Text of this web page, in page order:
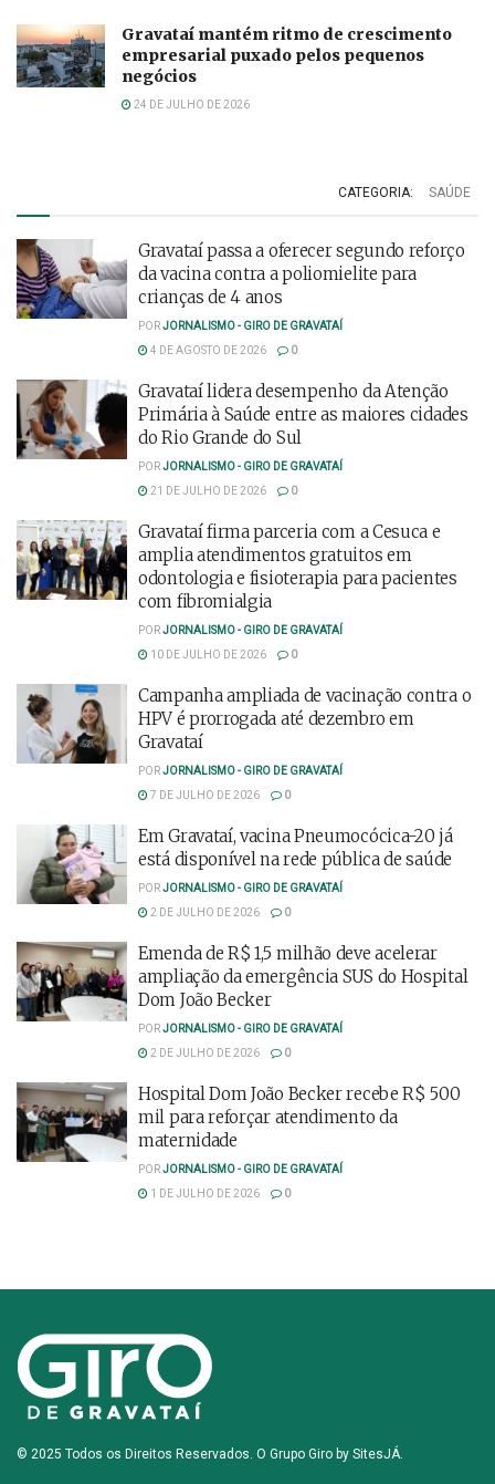
Gravataí mantém ritmo de crescimento
empresarial puxado pelos pequenos
negócios
24 DE JULHO DE 2026
CATEGORIA: SAÚDE
Gravataí passa a oferecer segundo reforço
da vacina contra a poliomielite para
crianças de 4 anos
PORJORNALISMO - GIRO DE GRAVATAÍ
4 DE AGOSTO DE 2026
0
Gravataí lidera desempenho da Atenção
Primária à Saúde entre as maiores cidades
do Rio Grande do Sul
PORJORNALISMO - GIRO DE GRAVATAÍ
21 DE JULHO DE 2026
0
Gravataí firma parceria com a Cesuca e
amplia atendimentos gratuitos em
odontologia e fisioterapia para pacientes
com fibromialgia
PORJORNALISMO - GIRO DE GRAVATAÍ
10 DE JULHO DE 2026
0
Campanha ampliada de vacinação contra o
HPV é prorrogada até dezembro em
Gravataí
PORJORNALISMO - GIRO DE GRAVATAÍ
7 DE JULHO DE 2026
0
Em Gravataí, vacina Pneumocócica-20 já
está disponível na rede pública de saúde
PORJORNALISMO - GIRO DE GRAVATAÍ
2 DE JULHO DE 2026
0
Emenda de R$ 1,5 milhão deve acelerar
ampliação da emergência SUS do Hospital
Dom João Becker
PORJORNALISMO - GIRO DE GRAVATAÍ
2 DE JULHO DE 2026
0
Hospital Dom João Becker recebe R$ 500
mil para reforçar atendimento da
maternidade
PORJORNALISMO - GIRO DE GRAVATAÍ
1 DE JULHO DE 2026
0
© 2025 Todos os Direitos Reservados. O Grupo Giro by SitesJÁ.